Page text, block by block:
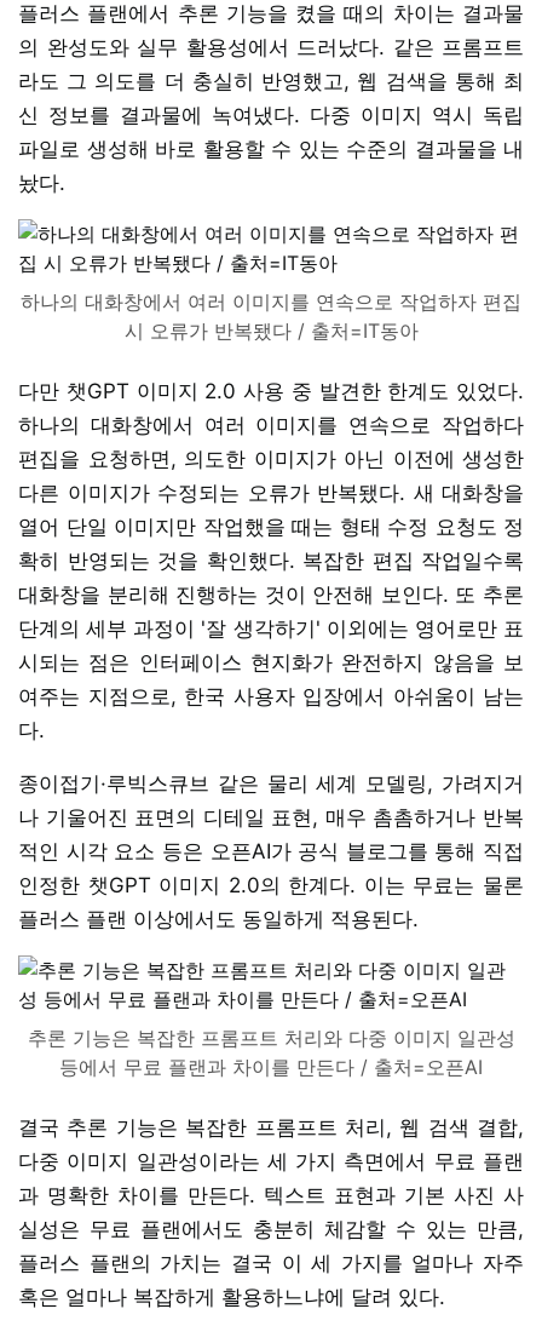
플러스 플랜에서 추론 기능을 켰을 때의 차이는 결과물
의 완성도와 실무 활용성에서 드러났다. 같은 프롬프트
라도 그 의도를 더 충실히 반영했고, 웹 검색을 통해 최
신 정보를 결과물에 녹여냈다. 다중 이미지 역시 독립
파일로 생성해 바로 활용할 수 있는 수준의 결과물을 내
놨다.
하나의 대화창에서 여러 이미지를 연속으로 작업하자 편집
시 오류가 반복됐다 / 출처=IT동아
다만 챗GPT 이미지 2.0 사용 중 발견한 한계도 있었다.
하나의 대화창에서 여러 이미지를 연속으로 작업하다
편집을 요청하면, 의도한 이미지가 아닌 이전에 생성한
다른 이미지가 수정되는 오류가 반복됐다. 새 대화창을
열어 단일 이미지만 작업했을 때는 형태 수정 요청도 정
확히 반영되는 것을 확인했다. 복잡한 편집 작업일수록
대화창을 분리해 진행하는 것이 안전해 보인다. 또 추론
단계의 세부 과정이 '잘 생각하기' 이외에는 영어로만 표
시되는 점은 인터페이스 현지화가 완전하지 않음을 보
여주는 지점으로, 한국 사용자 입장에서 아쉬움이 남는
다.
종이접기·루빅스큐브 같은 물리 세계 모델링, 가려지거
나 기울어진 표면의 디테일 표현, 매우 촘촘하거나 반복
적인 시각 요소 등은 오픈AI가 공식 블로그를 통해 직접
인정한 챗GPT 이미지 2.0의 한계다. 이는 무료는 물론
플러스 플랜 이상에서도 동일하게 적용된다.
추론 기능은 복잡한 프롬프트 처리와 다중 이미지 일관성
등에서 무료 플랜과 차이를 만든다 / 출처=오픈AI
결국 추론 기능은 복잡한 프롬프트 처리, 웹 검색 결합,
다중 이미지 일관성이라는 세 가지 측면에서 무료 플랜
과 명확한 차이를 만든다. 텍스트 표현과 기본 사진 사
실성은 무료 플랜에서도 충분히 체감할 수 있는 만큼,
플러스 플랜의 가치는 결국 이 세 가지를 얼마나 자주
혹은 얼마나 복잡하게 활용하느냐에 달려 있다.